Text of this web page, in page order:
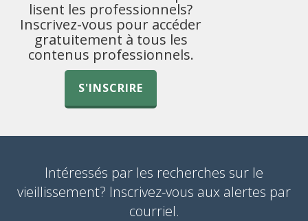
lisent les professionnels?
Inscrivez-vous pour accéder
gratuitement à tous les
contenus professionnels.
S'INSCRIRE
Intéressés par les recherches sur le
vieillissement? Inscrivez-vous aux alertes par
courriel.